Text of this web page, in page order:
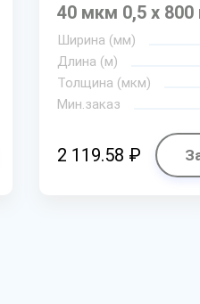
40 мкм 0,5 х 800
Ширина (мм)
Длина (м)
Толщина (мкм)
Мин.заказ
2 119.58 ₽